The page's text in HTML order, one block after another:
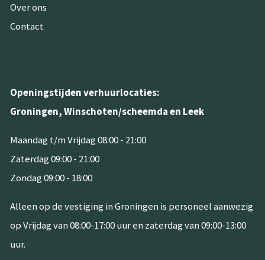
Over ons
Contact
Openingstijden verhuurlocaties:
Groningen, Winschoten/scheemda en Leek
Maandag t/m Vrijdag 08:00 - 21:00
Zaterdag 09:00 - 21:00
Zondag 09:00 - 18:00
Alleen op de vestiging in Groningen is personeel aanwezig
op Vrijdag van 08:00-17:00 uur en zaterdag van 09:00-13:00
uur.